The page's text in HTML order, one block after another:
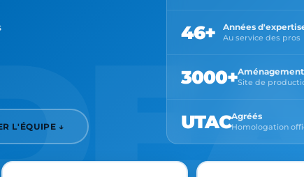
L'ÉQUIPE ↓
46+ Années
Au service des pros
3000+Site de
UTACAgréés
Homologation